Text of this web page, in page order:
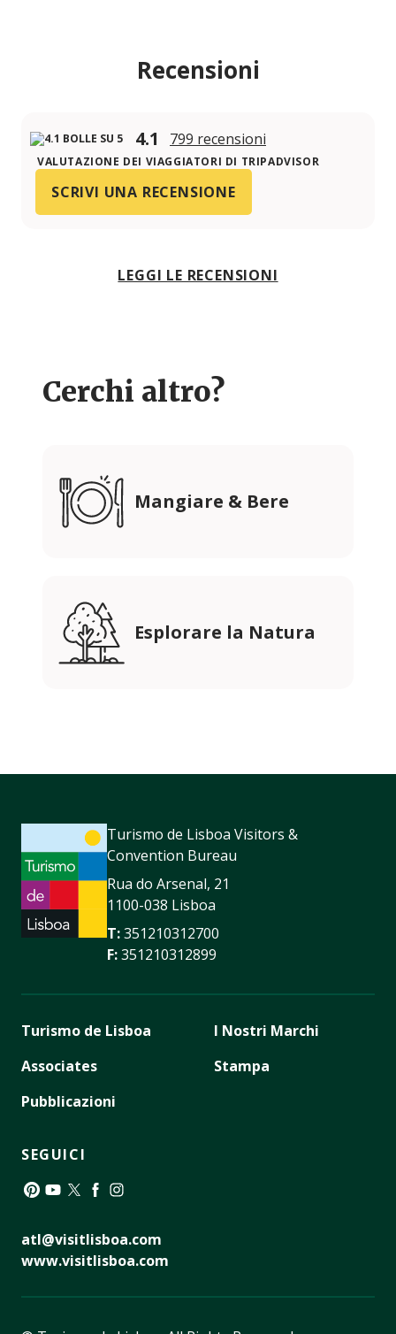
Recensioni
4.1 799 recensioni
VALUTAZIONE DEI VIAGGIATORI DI TRIPADVISOR
SCRIVI UNA RECENSIONE
LEGGI LE RECENSIONI
Cerchi altro?
Mangiare & Bere
Esplorare la Natura
Turismo de Lisboa Visitors &
Convention Bureau
Rua do Arsenal, 21
1100-038 Lisboa
T:351210312700
F:351210312899
Turismo de Lisboa
Associates
Pubblicazioni
I Nostri Marchi
Stampa
SEGUICI
atl@visitlisboa.com
www.visitlisboa.com